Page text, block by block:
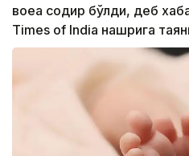
воқеа содир бўлди, деб
Times of India нашрига